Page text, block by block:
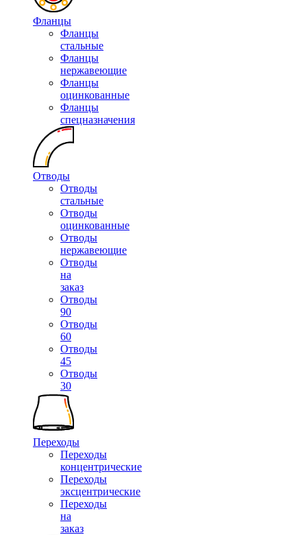
Фланцы
Фланцы
стальные
Фланцы
нержавеющие
Фланцы
оцинкованные
Фланцы
спецназначения
Отводы
Отводы
стальные
Отводы
оцинкованные
Отводы
нержавеющие
Отводы
на
заказ
Отводы
90
Отводы
60
Отводы
45
Отводы
30
Переходы
Переходы
концентрические
Переходы
эксцентрические
Переходы
на
заказ